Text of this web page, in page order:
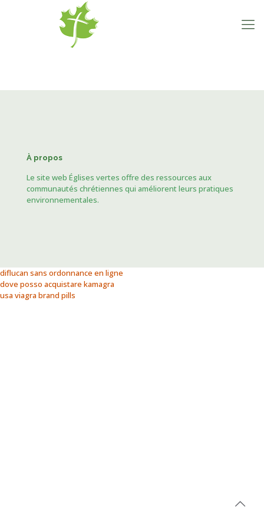
À propos
Le site web Églises vertes offre des ressources aux
communautés chrétiennes qui améliorent leurs pratiques
environnementales.
diflucan sans ordonnance en ligne
dove posso acquistare kamagra
usa viagra brand pills